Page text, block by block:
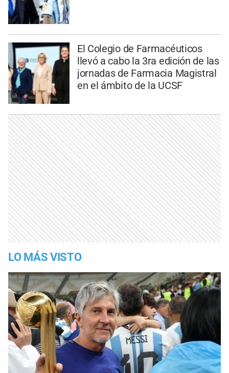
El Colegio de Farmacéuticos
llevó a cabo la 3ra edición de las
jornadas de Farmacia Magistral
en el ámbito de la UCSF
LO MÁS VISTO